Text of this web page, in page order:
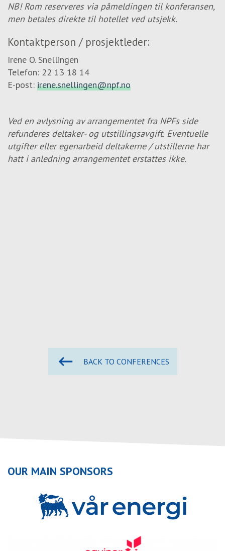
NB! Rom reserveres via påmeldingen til konferansen,
men betales direkte til hotellet ved utsjekk.
Kontaktperson / prosjektleder:
Irene O. Snellingen
Telefon: 22 13 18 14
E-post: irene.snellingen@npf.no
Ved en avlysning av arrangementet fra NPFs side
refunderes deltaker- og utstillingsavgift. Eventuelle
utgifter eller egenarbeid deltakerne / utstillerne har
hatt i anledning arrangementet erstattes ikke.
BACK TO CONFERENCES
OUR MAIN SPONSORS